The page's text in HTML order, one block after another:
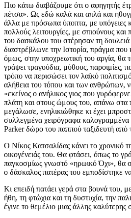
Πιο κάτω διαβάζουμε ότι ο αφηγητής
πέτσα». Ως εδώ καλά και απλά και
άλλα με πρόσωπα ύποπτα, με υπόγειες
πολλούς λειτουργίες, με σπιούνους
του δασκάλου του στέρησαν τη δουλειά
διαστρέβλωνε την Ιστορία, πράγμα
όμως, στην υποχρεωτική του αργία, θα
γράψει τραγούδια, μύθους, παροιμίες,
τρόπο να περισώσει τον λαϊκό
αλήθεια του τόπου και των ανθρώπων,
«εκείνος ο ανήλικος γιος που
πλάτη και στους ώμους του, απάνω στα
μεγάλωσε, ενηλικιώθηκε κι έχει
συλλεγμένα χειρόγραφα
Parker δώρο του παππού ταξιδευτή
Ο Νίκος Κατσαλίδας κάνει το χρονικό
οικογένειάς του. Θα φτάσει, όπως το
παγκοσμίως γνωστό «ηρωικό Όχι», θα
ο δάσκαλος πατέρας του εμποδίστηκε να
Κι επειδή πατάει γερά στα βουνά του,
ήθη, τη φτώχια και τη δυστυχία, την
έγινε το θεμέλιο μιας άλλης καλύτερης